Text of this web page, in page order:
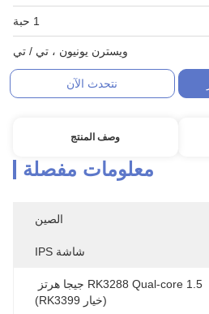
1 حبة
ويسترن يونيون ، تي / تي
نتحدث الآن
وصف المنتج
معلومات مفصلة
الصين
شاشة IPS
(خيار RK3399)